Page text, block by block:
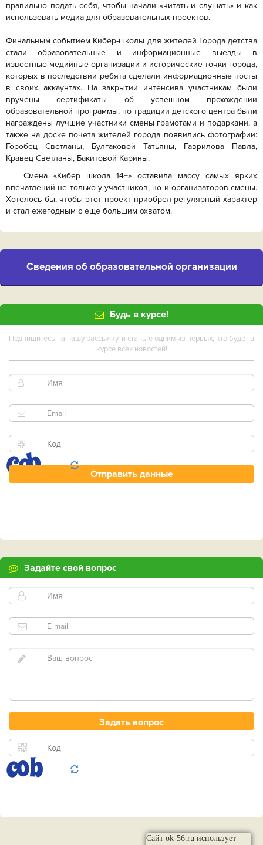
правильно подать себя, чтобы начали «читать и слушать» и как
использовать медиа для образовательных проектов.
Финальным событием Кибер-школы для жителей Города детства
стали образовательные и информационные выезды в
известные медийные организации и исторические точки города,
которых в последствии ребята сделали информационные посты
в своих аккаунтах. На закрытии интенсива участникам были
вручены сертификаты об успешном прохождении
образовательной программы, по традиции детского центра были
награждены лучшие участники смены грамотами и подарками, а
также на доске почета жителей города появились фотографии:
Горобец Светланы, Булгаковой Татьяны, Гаврилова Павла,
Кравец Светланы, Бакитовой Карины.
Смена «Кибер школа 14+» оставила массу самых ярких
впечатлений не только у участников, но и организаторов смены.
Хотелось бы, чтобы этот проект приобрел регулярный характер
и стал ежегодным с еще большим охватом.
Cведения об образовательной организации
Будь в курсе!
Подпишитесь на нашу рассылку, и станьте одним из первых, кто будет в
курсе всех новостей!
Задайте свой вопрос
Сайт ok-56.ru использует